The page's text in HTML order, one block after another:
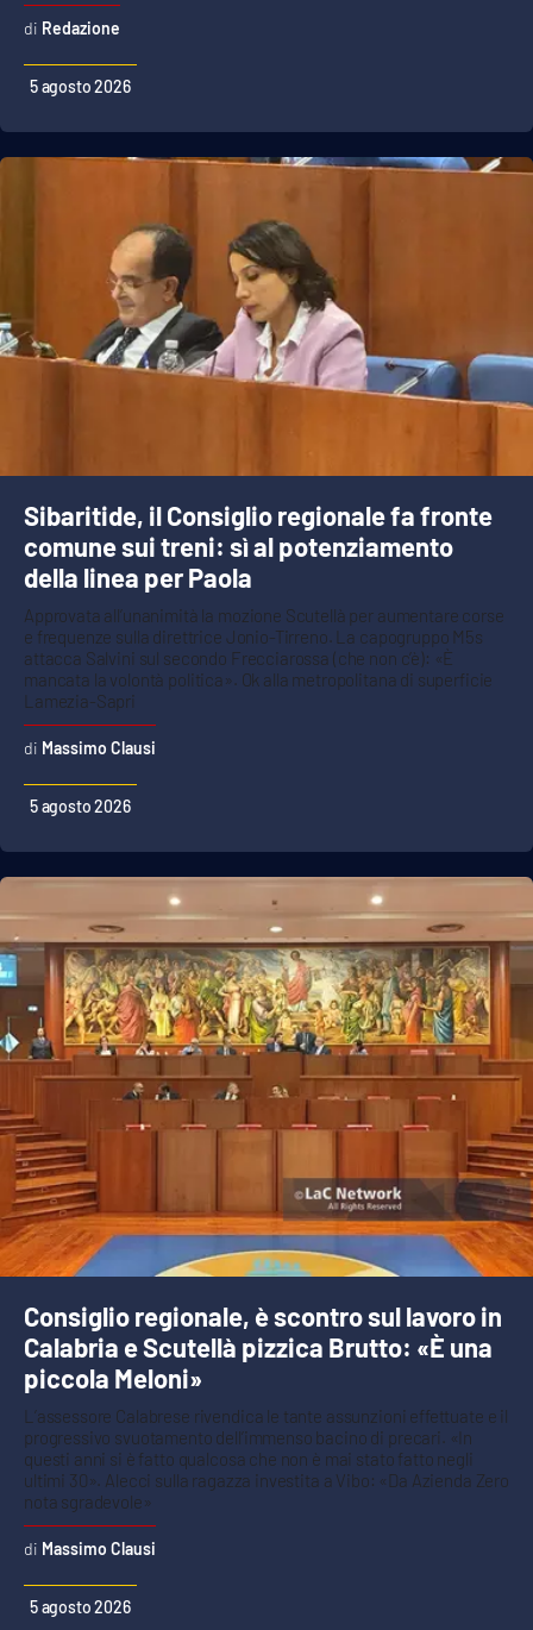
Redazione
5 agosto 2026
Sibaritide, il Consiglio regionale fa fronte
comune sui treni: sì al potenziamento
della linea per Paola
Approvata all’unanimità la mozione Scutellà per aumentare corse
e frequenze sulla direttrice Jonio-Tirreno. La capogruppo M5s
attacca Salvini sul secondo Frecciarossa (che non c’è): «È
mancata la volontà politica». Ok alla metropolitana di superficie
Lamezia-Sapri
Massimo Clausi
5 agosto 2026
Consiglio regionale, è scontro sul lavoro in
Calabria e Scutellà pizzica Brutto: «È una
piccola Meloni»
L’assessore Calabrese rivendica le tante assunzioni effettuate e il
progressivo svuotamento dell’immenso bacino di precari. «In
questi anni si è fatto qualcosa che non è mai stato fatto negli
ultimi 30». Alecci sulla ragazza investita a Vibo: «Da Azienda Zero
nota sgradevole»
Massimo Clausi
5 agosto 2026